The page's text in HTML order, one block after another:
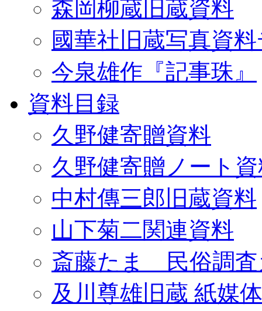
森岡柳蔵旧蔵資料
國華社旧蔵写真資
今泉雄作『記事珠』
資料目録
久野健寄贈資料
久野健寄贈ノート
中村傳三郎旧蔵資料
山下菊二関連資料
斎藤たま 民俗調査
及川尊雄旧蔵 紙媒